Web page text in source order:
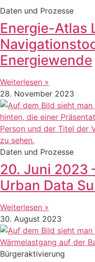
Daten und Prozesse
Energie-Atlas
Energiewende
Weiterlesen »
28. November 2023
Daten und Prozesse
20. Juni 2023
Urban Data
Weiterlesen »
30. August 2023
Bürgeraktivierung